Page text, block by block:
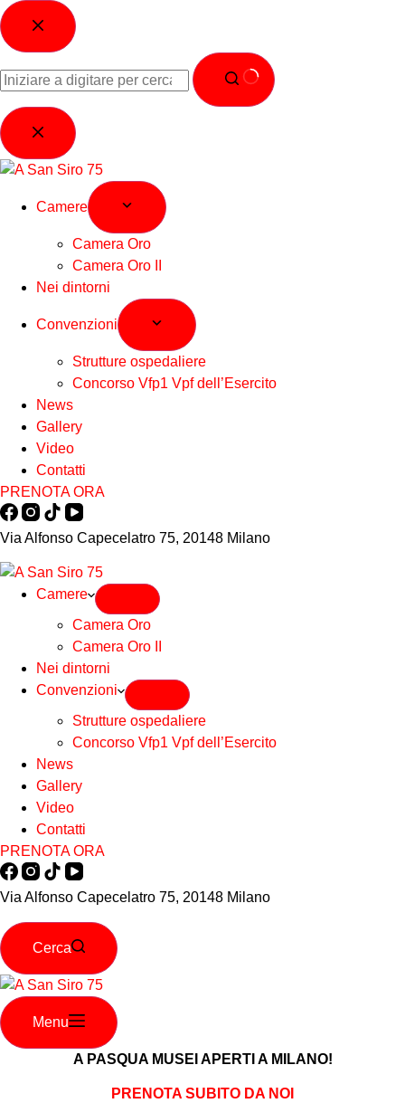
Camere
Camera Oro
Camera Oro II
Nei dintorni
Convenzioni
Strutture ospedaliere
Concorso Vfp1 Vpf dell’Esercito
News
Gallery
Video
Contatti
PRENOTA ORA
Via Alfonso Capecelatro 75, 20148 Milano
Camere
Camera Oro
Camera Oro II
Nei dintorni
Convenzioni
Strutture ospedaliere
Concorso Vfp1 Vpf dell’Esercito
News
Gallery
Video
Contatti
PRENOTA ORA
Via Alfonso Capecelatro 75, 20148 Milano
Cerca
Menu
A PASQUA MUSEI APERTI A MILANO!
PRENOTA SUBITO DA NOI